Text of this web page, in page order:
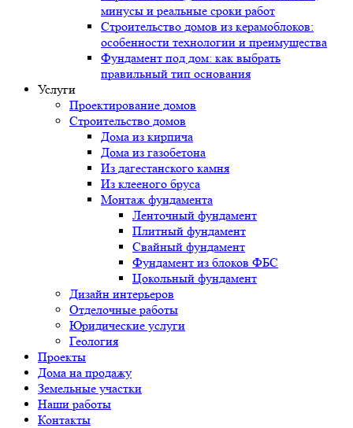
минусы и реальные сроки работ
Строительство домов из керамоблоков:
особенности технологии и преимущества
Фундамент под дом: как выбрать
правильный тип основания
Услуги
Проектирование домов
Строительство домов
Дома из кирпича
Дома из газобетона
Из дагестанского камня
Из клееного бруса
Монтаж фундамента
Ленточный фундамент
Плитный фундамент
Свайный фундамент
Фундамент из блоков ФБС
Цокольный фундамент
Дизайн интерьеров
Отделочные работы
Юридические услуги
Геология
Проекты
Дома на продажу
Земельные участки
Наши работы
Контакты